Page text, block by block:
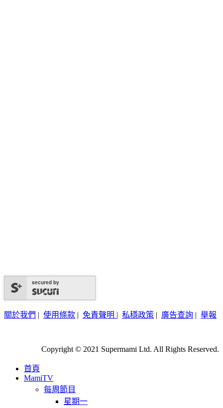
secured by
關於我們 | 使用條款 | 免責聲明 | 私穩政策 | 廣告查詢 | 舉報
Copyright © 2021 Supermami Ltd. All Rights Reserved.
首頁
MamiTV
每周節目
星期一